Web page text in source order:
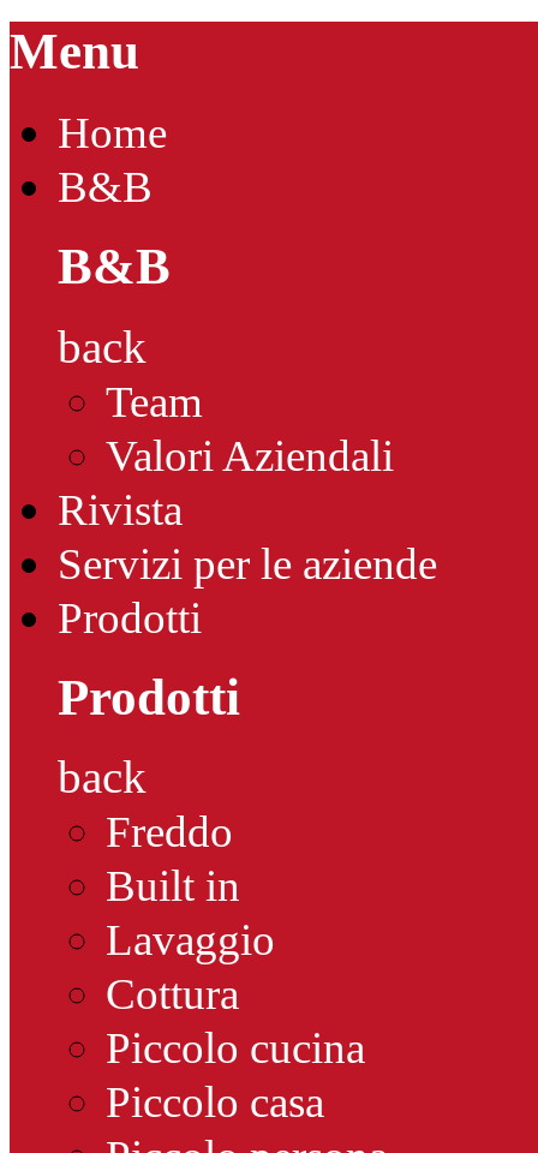
Menu
Home
B&B
B&B
back
Team
Valori Aziendali
Rivista
Servizi per le aziende
Prodotti
Prodotti
back
Freddo
Built in
Lavaggio
Cottura
Piccolo cucina
Piccolo casa